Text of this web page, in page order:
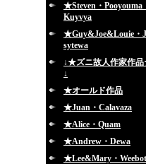
★Steven・Pooyouma
Kuyvya
★Guy&Joe&Louie・
sytewa
↓★ズニ故人作家作
↓
★オールド作品
★Juan・Calavaza
★Alice・Quam
★Andrew・Dewa
★Lee&Mary・